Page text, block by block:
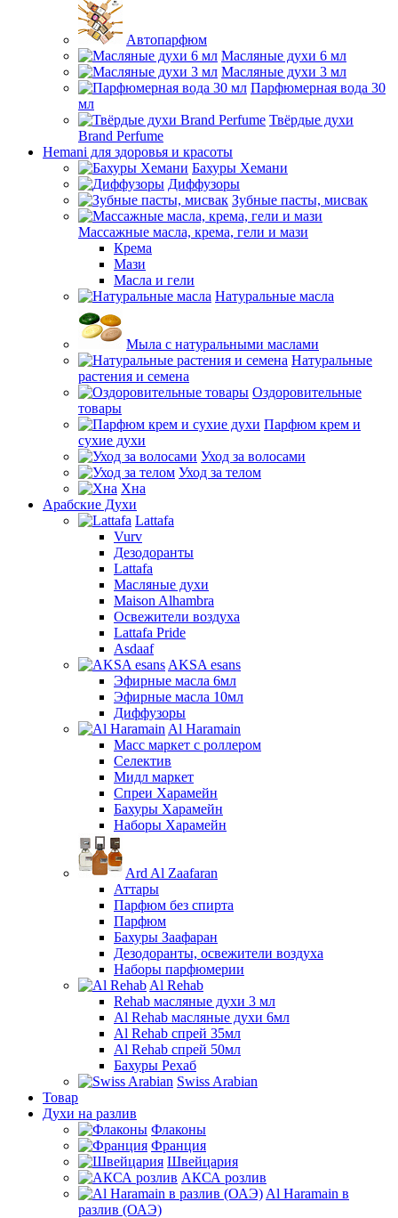
Автопарфюм
Масляные духи 6 мл
Масляные духи 3 мл
Парфюмерная вода 30
мл
Твёрдые духи
Brand Perfume
Hemani для здоровья и красоты
Бахуры Хемани
Диффузоры
Зубные пасты, мисвак
Массажные масла, крема, гели и мази
Крема
Мази
Масла и гели
Натуральные масла
Мыла с натуральными маслами
Натуральные
растения и семена
Оздоровительные
товары
Парфюм крем и
сухие духи
Уход за волосами
Уход за телом
Хна
Арабские Духи
Lattafa
Vurv
Дезодоранты
Lattafa
Масляные духи
Maison Alhambra
Освежители воздуха
Lattafa Pride
Asdaaf
AKSA esans
Эфирные масла 6мл
Эфирные масла 10мл
Диффузоры
Al Haramain
Масс маркет с роллером
Селектив
Мидл маркет
Спреи Харамейн
Бахуры Харамейн
Наборы Харамейн
Ard Al Zaafaran
Аттары
Парфюм без спирта
Парфюм
Бахуры Заафаран
Дезодоранты, освежители воздуха
Наборы парфюмерии
Al Rehab
Rehab масляные духи 3 мл
Al Rehab масляные духи 6мл
Al Rehab спрей 35мл
Al Rehab спрей 50мл
Бахуры Рехаб
Swiss Arabian
Товар
Духи на разлив
Флаконы
Франция
Швейцария
АКСА розлив
Al Haramain в
разлив (ОАЭ)